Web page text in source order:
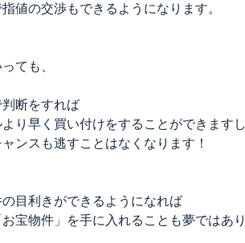
値の交渉もできるようになります。
ても、
断をすれば
り早く買い付けをすることができますし
ンスも逃すことはなくなります！
の目利きができるようになれば
宝物件」を手に入れることも夢ではあ